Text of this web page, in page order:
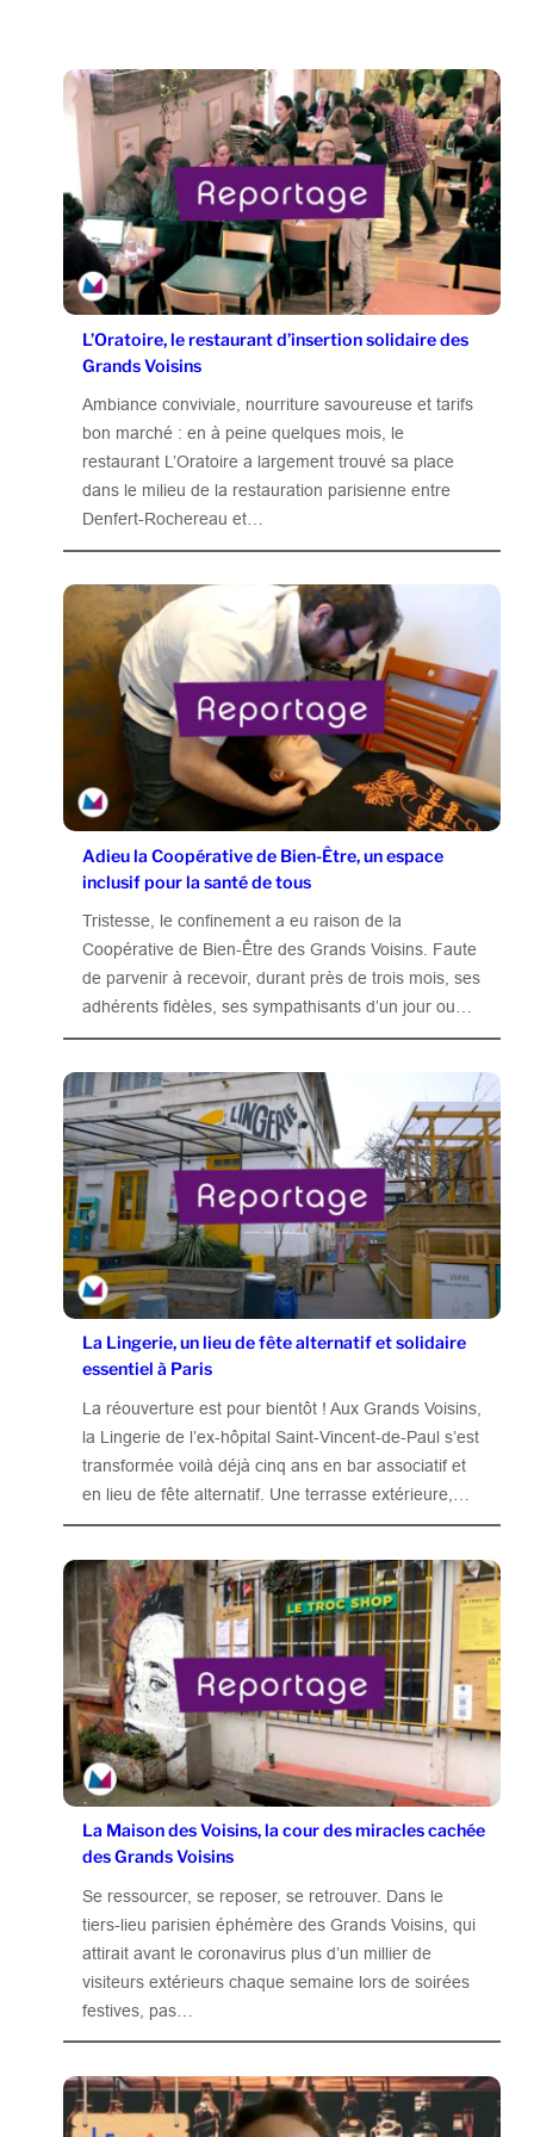
L’Oratoire, le restaurant d’insertion solidaire des
Grands Voisins
Ambiance conviviale, nourriture savoureuse et tarifs
bon marché : en à peine quelques mois, le
restaurant L’Oratoire a largement trouvé sa place
dans le milieu de la restauration parisienne entre
Denfert-Rochereau et…
Adieu la Coopérative de Bien-Être, un espace
inclusif pour la santé de tous
Tristesse, le confinement a eu raison de la
Coopérative de Bien-Être des Grands Voisins. Faute
de parvenir à recevoir, durant près de trois mois, ses
adhérents fidèles, ses sympathisants d’un jour ou…
La Lingerie, un lieu de fête alternatif et solidaire
essentiel à Paris
La réouverture est pour bientôt ! Aux Grands Voisins,
la Lingerie de l’ex-hôpital Saint-Vincent-de-Paul s’est
transformée voilà déjà cinq ans en bar associatif et
en lieu de fête alternatif. Une terrasse extérieure,…
La Maison des Voisins, la cour des miracles cachée
des Grands Voisins
Se ressourcer, se reposer, se retrouver. Dans le
tiers-lieu parisien éphémère des Grands Voisins, qui
attirait avant le coronavirus plus d’un millier de
visiteurs extérieurs chaque semaine lors de soirées
festives, pas…